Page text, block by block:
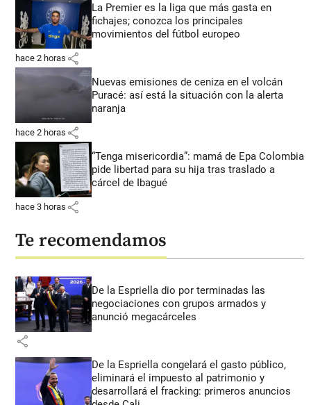
La Premier es la liga que más gasta en
fichajes; conozca los principales
movimientos del fútbol europeo
hace 2 horas share
Nuevas emisiones de ceniza en el volcán
Puracé: así está la situación con la alerta
naranja
hace 2 horas share
“Tenga misericordia”: mamá de Epa Colombia
pide libertad para su hija tras traslado a
cárcel de Ibagué
hace 3 horas share
Te recomendamos
De la Espriella dio por terminadas las
negociaciones con grupos armados y
anunció megacárceles
share
De la Espriella congelará el gasto público,
eliminará el impuesto al patrimonio y
desarrollará el fracking: primeros anuncios